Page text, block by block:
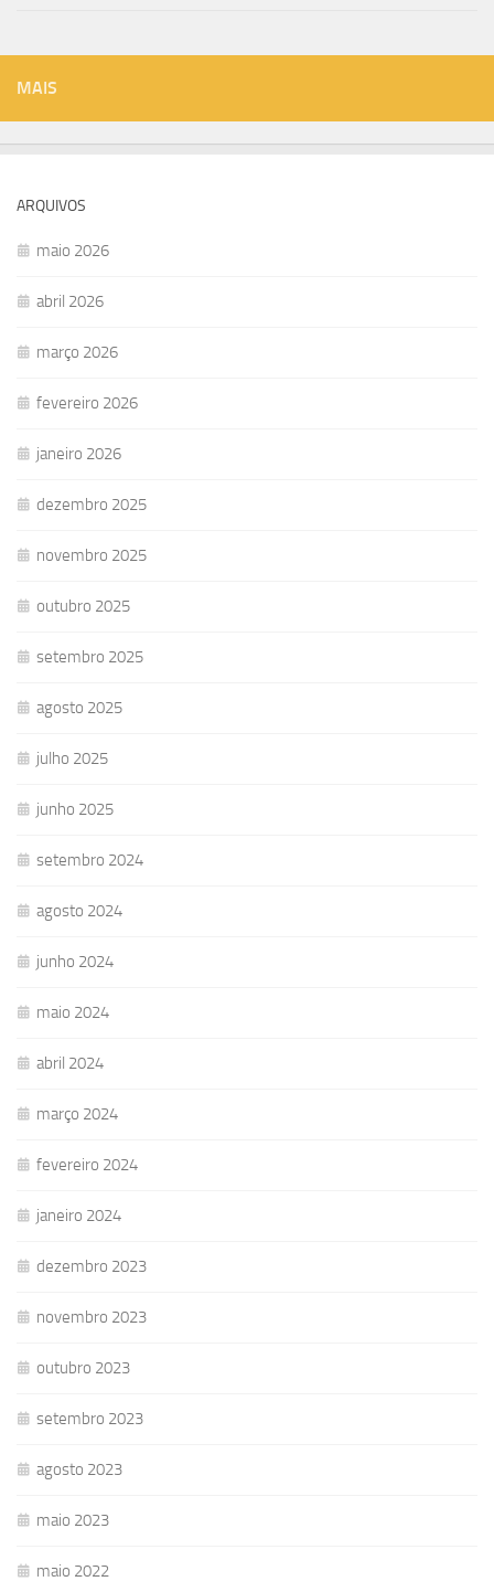
MAIS
ARQUIVOS
maio 2026
abril 2026
março 2026
fevereiro 2026
janeiro 2026
dezembro 2025
novembro 2025
outubro 2025
setembro 2025
agosto 2025
julho 2025
junho 2025
setembro 2024
agosto 2024
junho 2024
maio 2024
abril 2024
março 2024
fevereiro 2024
janeiro 2024
dezembro 2023
novembro 2023
outubro 2023
setembro 2023
agosto 2023
maio 2023
maio 2022